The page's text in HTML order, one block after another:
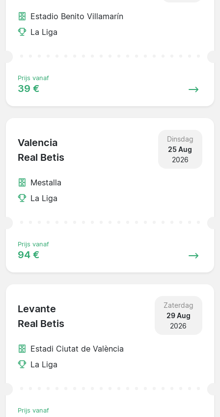
Estadio Benito Villamarín
La Liga
Prijs vanaf
39 €
Valencia
Real Betis
Dinsdag
25 Aug
2026
Mestalla
La Liga
Prijs vanaf
94 €
Levante
Real Betis
Zaterdag
29 Aug
2026
Estadi Ciutat de València
La Liga
Prijs vanaf